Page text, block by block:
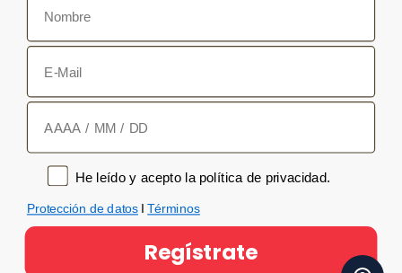
© 2026 PEPPER
TÉRMINOS
E-Mail
Cumpleaños
Política de privacidad
He leído y acepto la política de privacidad.
Protección de datosITérminos
Regístrate